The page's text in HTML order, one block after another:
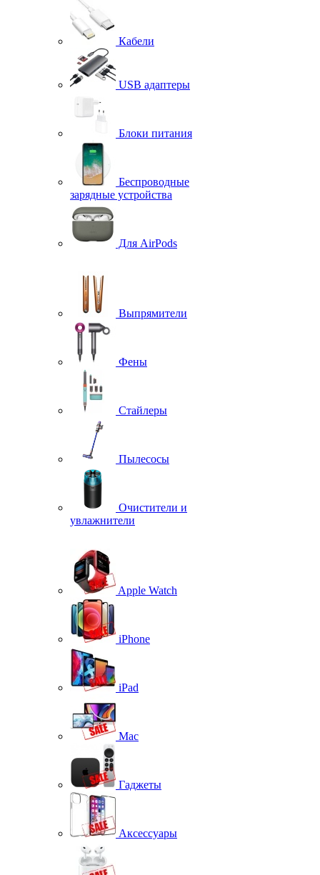
Кабели
USB адаптеры
Блоки питания
Беспроводные
зарядные устройства
Для AirPods
Выпрямители
Фены
Стайлеры
Пылесосы
Очистители и
увлажнители
Apple Watch
iPhone
iPad
Mac
Гаджеты
Аксессуары